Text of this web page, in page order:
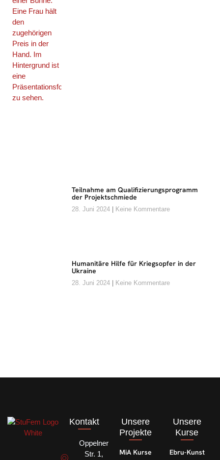
Teilnahme am Qualifizierungsprogramm
der Projektschmiede
28. Juni 2024 Keine Kommentare
Humanitäre Hilfe für Kriegsopfer in der
Ukraine
28. Juni 2024 Keine Kommentare
Kontakt
Oppelner
Str. 1,
Unsere
Projekte
MiA Kurse
Unsere
Kurse
Ebru-Kunst